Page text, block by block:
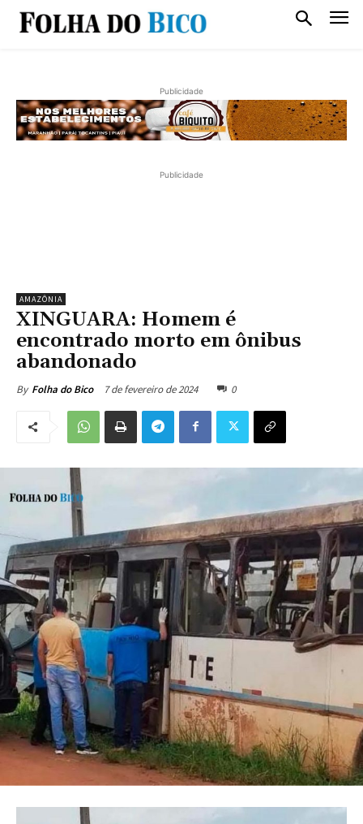
Publicidade
Publicidade
AMAZÔNIA
XINGUARA: Homem é
encontrado morto em ônibus
abandonado
By Folha do Bico 7 de fevereiro de 2024 0